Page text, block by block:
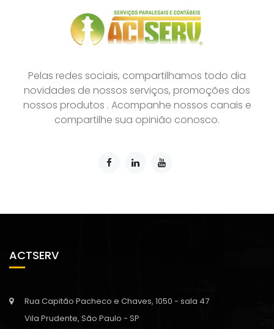
Pelas redes sociais, compartilhamos todo dia
novidades de nossos serviços, promoções dos
nossos produtos . Acompanhe nossos canais e
compartilhe sua opinião conosco.
ACTSERV
Rua Capitão Pacheco e Chaves, 1050 - sala 47
Vila Prudente, São Paulo - SP